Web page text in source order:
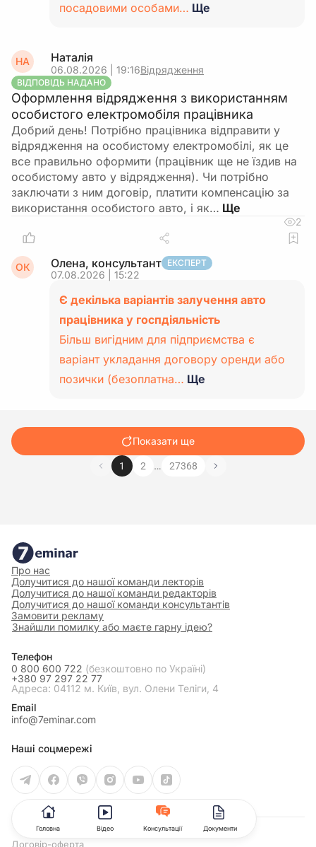
посадовими особами… Ще
НА Наталія
06.08.2026 | 19:16Відрядження
ВІДПОВІДЬ НАДАНО
Оформлення відрядження з використанням
особистого електромобіля працівника
Добрий день! Потрібно працівника відправити у
відрядження на особистому електромобілі, як це
все правильно оформити (працівник ще не їздив на
особистому авто у відрядження). Чи потрібно
заключати з ним договір, платити компенсацію за
використання особистого авто, і як…
2
ОК Олена, консультант ЕКСПЕРТ
07.08.2026 | 15:22
Є декілька варіантів залучення авто
працівника у госпдіяльність
Більш вигідним для підприємства є
варіант укладання договору оренди або
позички (безоплатна… Ще
Показати ще
1 2 … 27368
Про нас
Долучитися до нашої команди лекторів
Долучитися до нашої команди редакторів
Долучитися до нашої команди консультантів
Замовити рекламу
Знайшли помилку або маєте гарну ідею?
Телефон
0 800 600 722 (безкоштовно по Україні)
+380 97 297 22 77
Адреса: 04112 м. Київ, вул. Олени Теліги, 4
Email
info@7eminar.com
Наші соцмережі
Договір-оферта
Головна Відео Консультації Документи